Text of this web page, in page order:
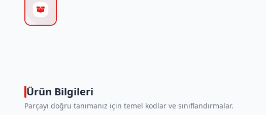
Ürün Bilgileri
Parçayı doğru tanımanız için temel kodlar ve sınıflandırmalar.